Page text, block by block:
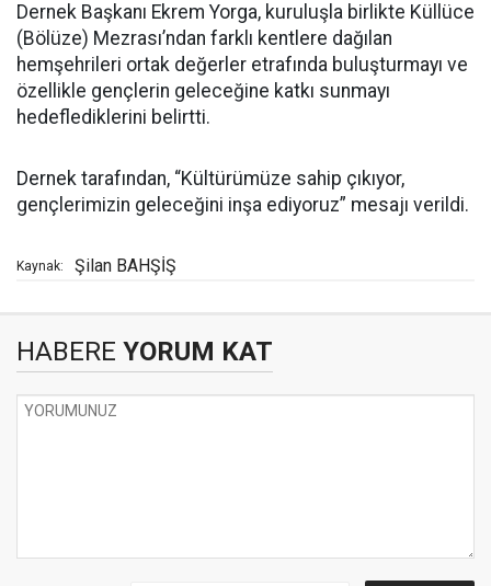
Dernek Başkanı Ekrem Yorga, kuruluşla birlikte Küllüce
(Bölüze) Mezrası’ndan farklı kentlere dağılan
hemşehrileri ortak değerler etrafında buluşturmayı ve
özellikle gençlerin geleceğine katkı sunmayı
hedeflediklerini belirtti.
Dernek tarafından, “Kültürümüze sahip çıkıyor,
gençlerimizin geleceğini inşa ediyoruz” mesajı verildi.
Kaynak: Şilan BAHŞİŞ
HABERE YORUM KAT